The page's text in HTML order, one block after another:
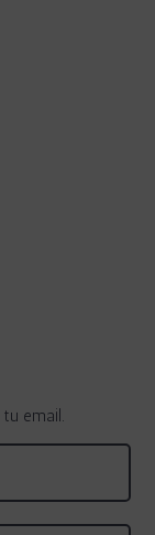
tu email.